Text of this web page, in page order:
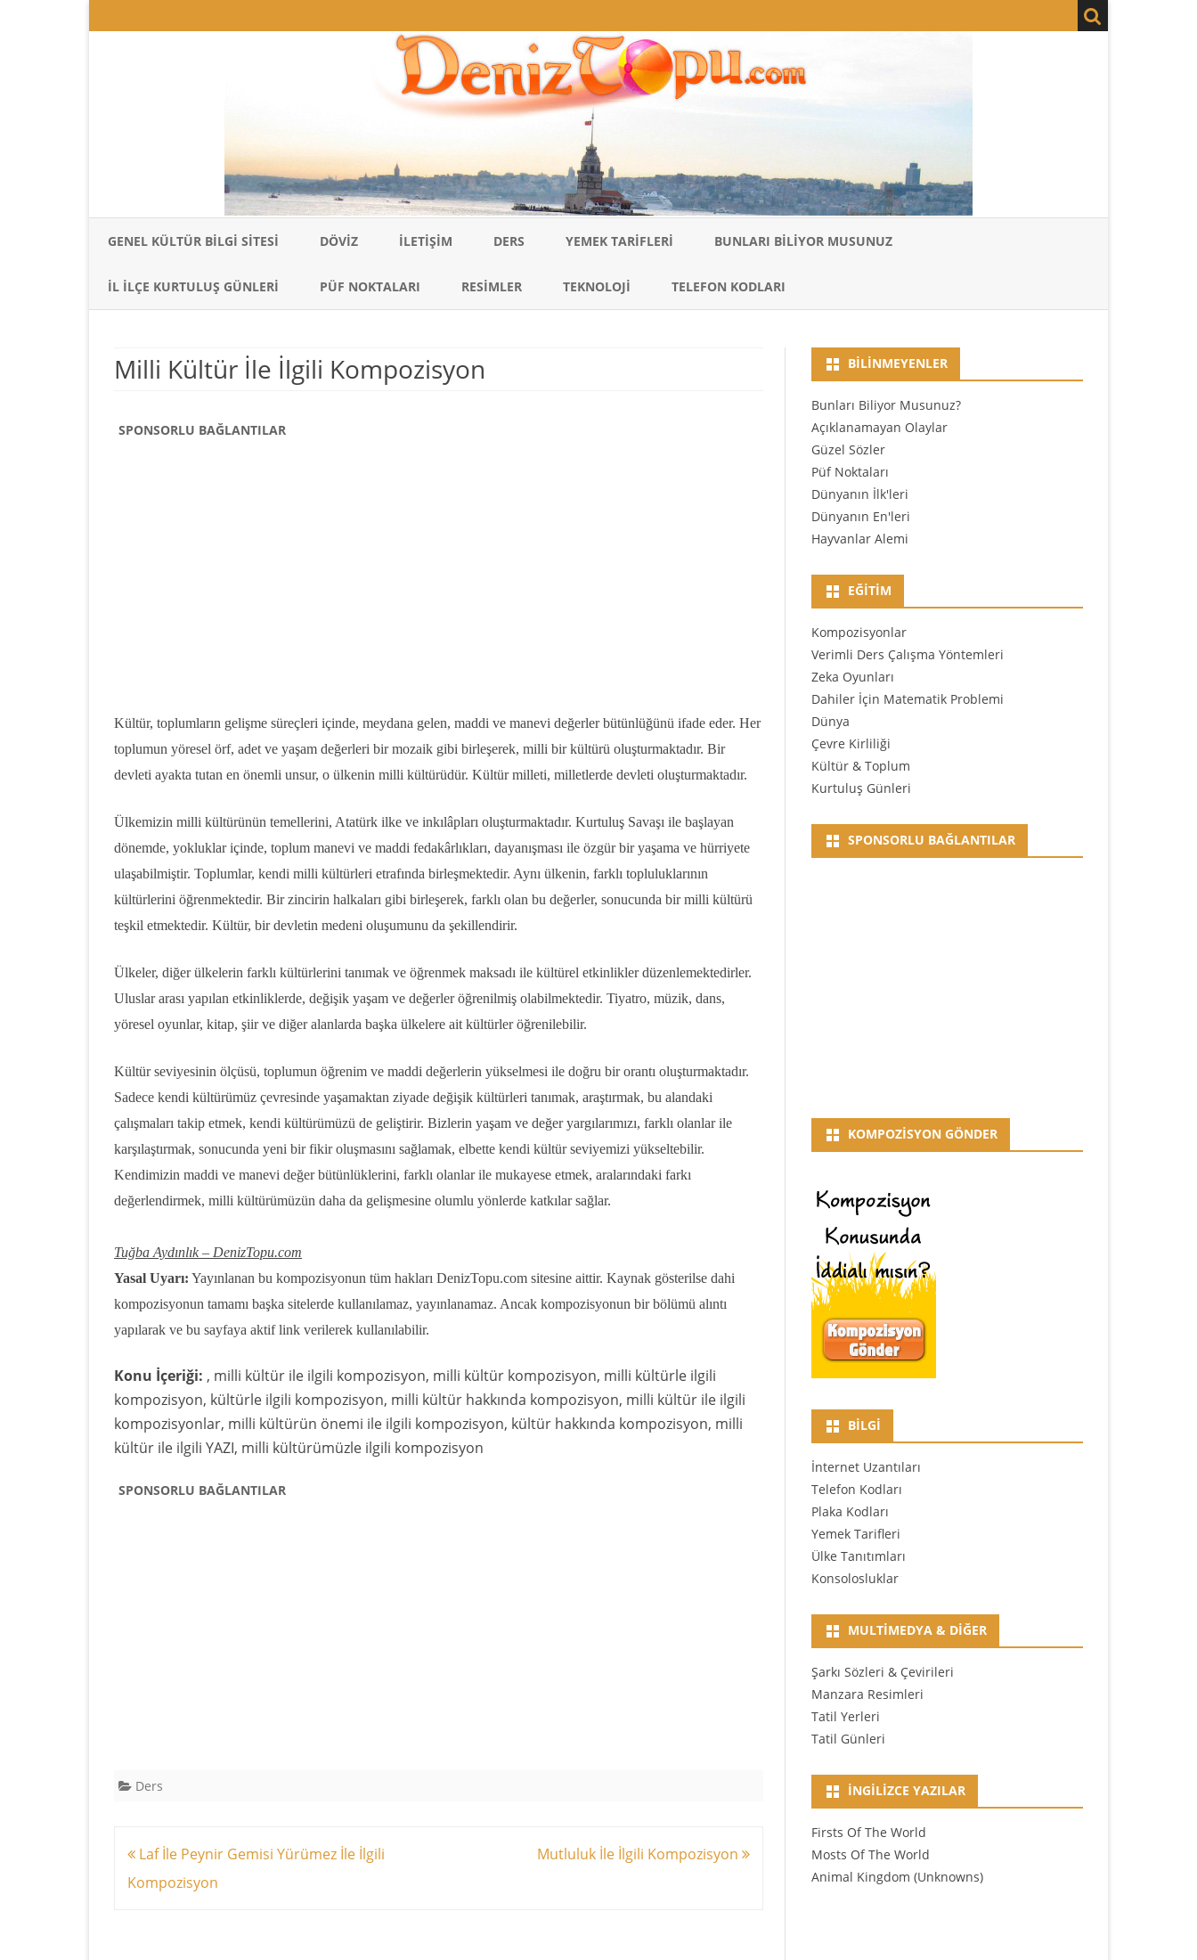
to
GENEL KÜLTÜR BILGI SITESI DÖVIZ İLETIŞIM DERS YEMEK TARIFLERI BUNLARI BILIYOR MUSUNUZ
İL İLÇE KURTULUŞ GÜNLERI PÜF NOKTALARI RESIMLER TEKNOLOJI TELEFON KODLARI
Milli Kültür İle İlgili Kompozisyon
SPONSORLU BAĞLANTILAR
Kültür, toplumların gelişme süreçleri içinde, meydana gelen, maddi ve manevi değerler bütünlüğünü ifade eder. Her
toplumun yöresel örf, adet ve yaşam değerleri bir mozaik gibi birleşerek, milli bir kültürü oluşturmaktadır. Bir
devleti ayakta tutan en önemli unsur, o ülkenin milli kültürüdür. Kültür milleti, milletlerde devleti oluşturmaktadır.
Ülkemizin milli kültürünün temellerini, Atatürk ilke ve inkılâpları oluşturmaktadır. Kurtuluş Savaşı ile başlayan
dönemde, yokluklar içinde, toplum manevi ve maddi fedakârlıkları, dayanışması ile özgür bir yaşama ve hürriyete
ulaşabilmiştir. Toplumlar, kendi milli kültürleri etrafında birleşmektedir. Aynı ülkenin, farklı topluluklarının
kültürlerini öğrenmektedir. Bir zincirin halkaları gibi birleşerek, farklı olan bu değerler, sonucunda bir milli kültürü
teşkil etmektedir. Kültür, bir devletin medeni oluşumunu da şekillendirir.
Ülkeler, diğer ülkelerin farklı kültürlerini tanımak ve öğrenmek maksadı ile kültürel etkinlikler düzenlemektedirler.
Uluslar arası yapılan etkinliklerde, değişik yaşam ve değerler öğrenilmiş olabilmektedir. Tiyatro, müzik, dans,
yöresel oyunlar, kitap, şiir ve diğer alanlarda başka ülkelere ait kültürler öğrenilebilir.
Kültür seviyesinin ölçüsü, toplumun öğrenim ve maddi değerlerin yükselmesi ile doğru bir orantı oluşturmaktadır.
Sadece kendi kültürümüz çevresinde yaşamaktan ziyade değişik kültürleri tanımak, araştırmak, bu alandaki
çalışmaları takip etmek, kendi kültürümüzü de geliştirir. Bizlerin yaşam ve değer yargılarımızı, farklı olanlar ile
karşılaştırmak, sonucunda yeni bir fikir oluşmasını sağlamak, elbette kendi kültür seviyemizi yükseltebilir.
Kendimizin maddi ve manevi değer bütünlüklerini, farklı olanlar ile mukayese etmek, aralarındaki farkı
değerlendirmek, milli kültürümüzün daha da gelişmesine olumlu yönlerde katkılar sağlar.
Tuğba Aydınlık – DenizTopu.com
Yasal Uyarı: Yayınlanan bu kompozisyonun tüm hakları DenizTopu.com sitesine aittir. Kaynak gösterilse dahi
kompozisyonun tamamı başka sitelerde kullanılamaz, yayınlanamaz. Ancak kompozisyonun bir bölümü alıntı
yapılarak ve bu sayfaya aktif link verilerek kullanılabilir.
Konu İçeriği: , milli kültür ile ilgili kompozisyon, milli kültür kompozisyon, milli kültürle ilgili
kompozisyon, kültürle ilgili kompozisyon, milli kültür hakkında kompozisyon, milli kültür ile ilgili
kompozisyonlar, milli kültürün önemi ile ilgili kompozisyon, kültür hakkında kompozisyon, milli
kültür ile ilgili YAZI, milli kültürümüzle ilgili kompozisyon
SPONSORLU BAĞLANTILAR
Ders
Yazı
dolaşımı
Laf İle Peynir Gemisi Yürümez İle İlgili
Kompozisyon
Mutluluk İle İlgili Kompozisyon
BILINMEYENLER
Bunları Biliyor Musunuz?
Açıklanamayan Olaylar
Güzel Sözler
Püf Noktaları
Dünyanın İlk'leri
Dünyanın En'leri
Hayvanlar Alemi
EĞITIM
Kompozisyonlar
Verimli Ders Çalışma Yöntemleri
Zeka Oyunları
Dahiler İçin Matematik Problemi
Dünya
Çevre Kirliliği
Kültür & Toplum
Kurtuluş Günleri
SPONSORLU BAĞLANTILAR
KOMPOZISYON GÖNDER
BILGI
İnternet Uzantıları
Telefon Kodları
Plaka Kodları
Yemek Tarifleri
Ülke Tanıtımları
Konsolosluklar
MULTIMEDYA & DIĞER
Şarkı Sözleri & Çevirileri
Manzara Resimleri
Tatil Yerleri
Tatil Günleri
İNGILIZCE YAZILAR
Firsts Of The World
Mosts Of The World
Animal Kingdom (Unknowns)